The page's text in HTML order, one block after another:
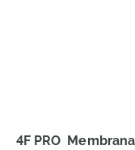
4F PRO